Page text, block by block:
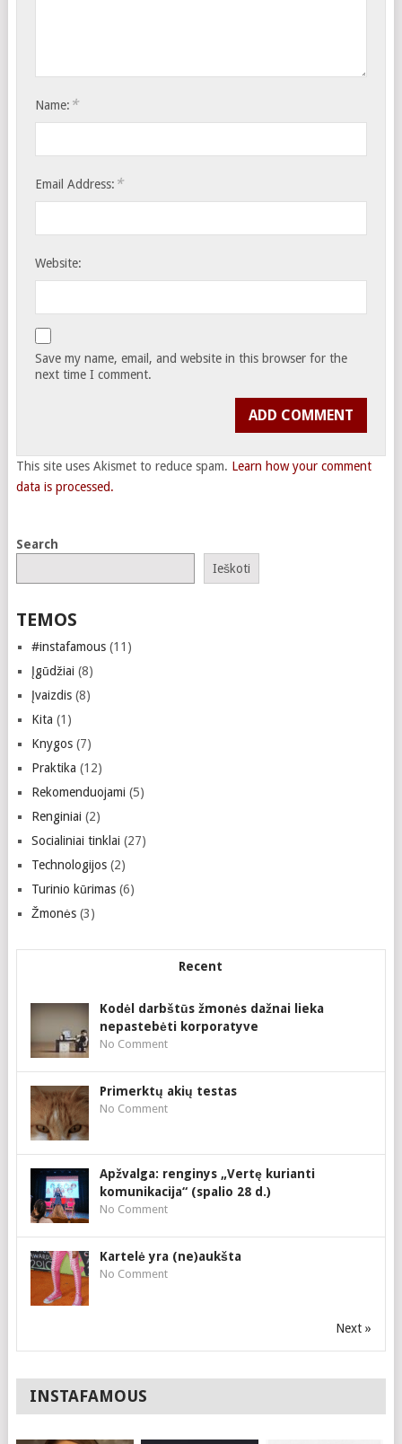
Name: *
Email Address: *
Website:
Save my name, email, and website in this browser for the
next time I comment.
This site uses Akismet to reduce spam. Learn how your comment
data is processed.
Search
Ieškoti
TEMOS
#instafamous(11)
Įgūdžiai (8)
Įvaizdis(8)
Kita (1)
Knygos(7)
Praktika (12)
Rekomenduojami (5)
Renginiai (2)
Socialiniai tinklai (27)
Technologijos(2)
Turinio kūrimas(6)
Žmonės(3)
Recent
Kodėl darbštūs žmonės dažnai lieka
nepastebėti korporatyve
No Comment
Primerktų akių testas
No Comment
Apžvalga: renginys „Vertę kurianti
komunikacija“ (spalio 28 d.)
No Comment
Kartelė yra (ne)aukšta
No Comment
Next »
INSTAFAMOUS